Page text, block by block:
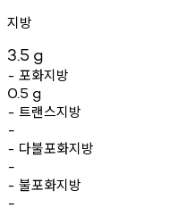
지방
3.5 g
- 포화지방
0.5 g
- 트랜스지방
-
- 다불포화지방
-
- 불포화지방
-